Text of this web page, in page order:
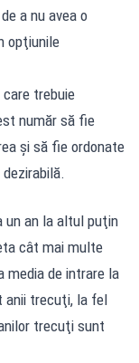
a nu avea o
opţiunile
care trebuie
număr să fie
şi să fie ordonate
un an la altul puţin
cât mai multe
media de intrare la
anii trecuţi, la fel
trecuţi sunt